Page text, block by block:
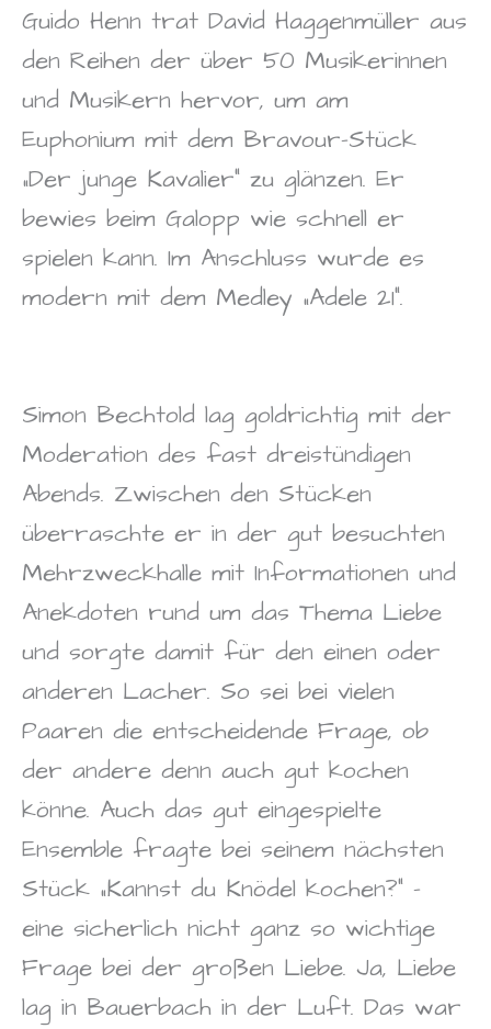
Guido Henn trat David Haggenmüller aus
den Reihen der über 50 Musikerinnen
und Musikern hervor, um am
Euphonium mit dem Bravour-Stück
„Der junge Kavalier“ zu glänzen. Er
bewies beim Galopp wie schnell er
spielen kann. Im Anschluss wurde es
modern mit dem Medley „Adele 21“.
Simon Bechtold lag goldrichtig mit der
Moderation des fast dreistündigen
Abends. Zwischen den Stücken
überraschte er in der gut besuchten
Mehrzweckhalle mit Informationen und
Anekdoten rund um das Thema Liebe
und sorgte damit für den einen oder
anderen Lacher. So sei bei vielen
Paaren die entscheidende Frage, ob
der andere denn auch gut kochen
könne. Auch das gut eingespielte
Ensemble fragte bei seinem nächsten
Stück „Kannst du Knödel kochen?“ –
eine sicherlich nicht ganz so wichtige
Frage bei der großen Liebe. Ja, Liebe
lag in Bauerbach in der Luft. Das war